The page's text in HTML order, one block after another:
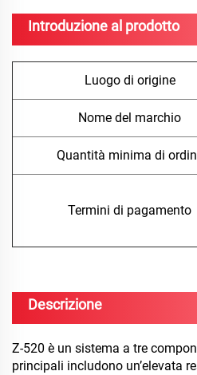
Introduzione al prodotto
Luogo di origine
Nome del marchio
Quantità minima di
Termini di pagamento
Descrizione
Z-520 è un sistema a tre
principali includono un’elevata